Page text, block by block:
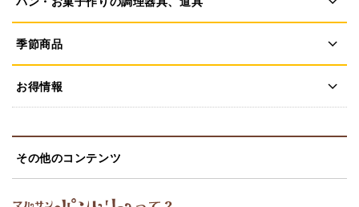
季節商品
お得情報
その他のコンテンツ